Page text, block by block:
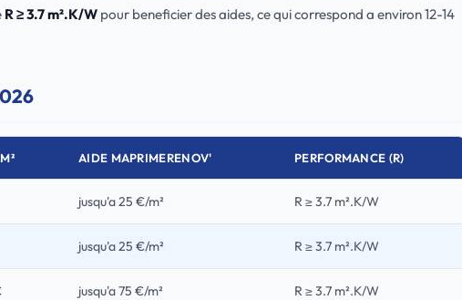
R ≥ 3.7 m².K/W pour beneficier des aides, ce qui correspond a environ 12-14
AIDE MAPRIMERENOV' PERFORMANCE (R)
jusqu'a 25 €/m² R ≥ 3.7 m².K/W
jusqu'a 25 €/m² R ≥ 3.7 m².K/W
jusqu'a 75 €/m² R ≥ 3.7 m².K/W